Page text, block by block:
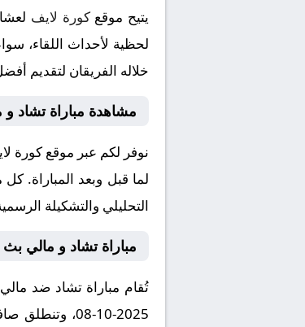
يتيح موقعكورة لايف
لحظية لأحداث اللقاء،
خلاله الفريقان لتقديم
مشاهدة مباراة تشاد
نوفر لكم عبر موقع كورة
لما قبل وبعد المباراة.
التحليلي والتشكيلة
مباراة تشاد و مالي
تُقام مباراة تشاد ضد